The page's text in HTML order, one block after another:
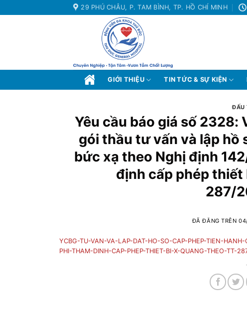
đến
29 PHÚ CHÂU, P. TAM BÌNH, TP. HỒ CHÍ MINH
GIỚI THIỆU TIN TỨC & SỰ KIỆN
ĐẤU
Yêu cầu báo giá số 2328:
gói thầu tư vấn và lập hồ
bức xạ theo Nghị định
định cấp phép
287/
ĐÃ ĐĂNG TRÊN
YCBG-TU-VAN-VA-LAP-DAT-HO-SO-CAP-PHEP-TIEN-
PHI-THAM-DINH-CAP-PHEP-THIET-BI-X-QUANG-THEO-TT-